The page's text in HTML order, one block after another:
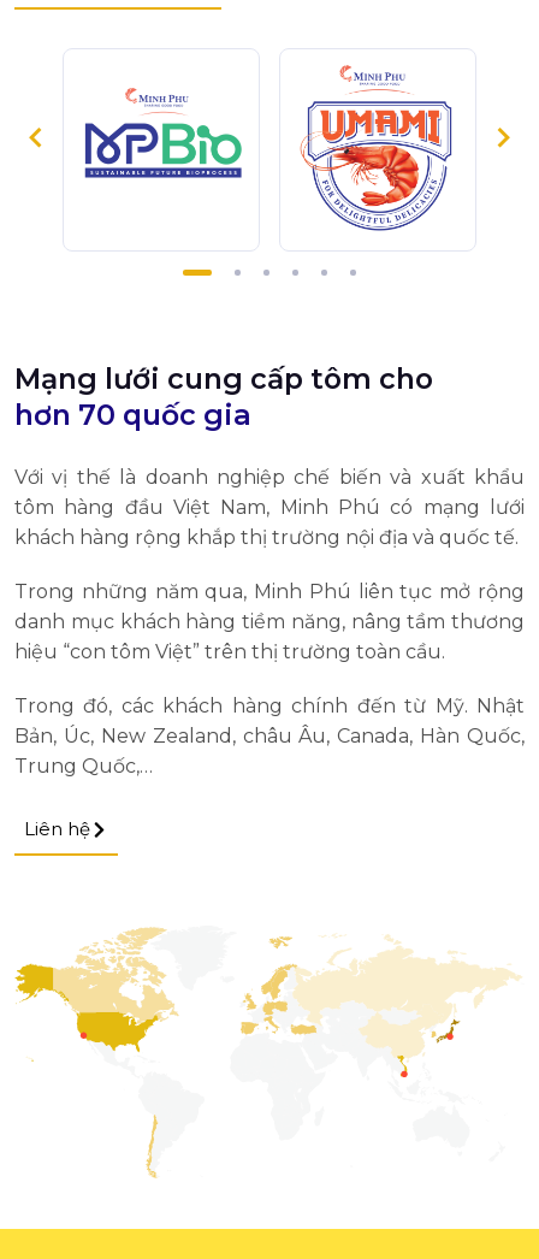
Mạng lưới cung cấp tôm cho
hơn 70 quốc gia
Với vị thế là doanh nghiệp chế biến và xuất khẩu
tôm hàng đầu Việt Nam, Minh Phú có mạng lưới
khách hàng rộng khắp thị trường nội địa và quốc tế.
Trong những năm qua, Minh Phú liên tục mở rộng
danh mục khách hàng tiềm năng, nâng tầm thương
hiệu “con tôm Việt” trên thị trường toàn cầu.
Trong đó, các khách hàng chính đến từ Mỹ. Nhật
Bản, Úc, New Zealand, châu Âu, Canada, Hàn Quốc,
Trung Quốc,…
Liên hệ